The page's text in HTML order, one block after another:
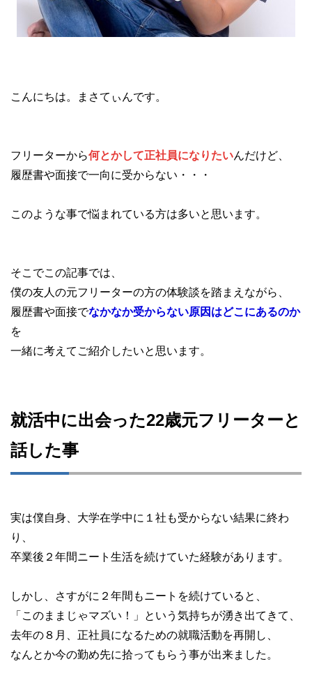
こんにちは。まさてぃんです。
フリーターから何とかして正社員になりたいんだけど、
履歴書や面接で一向に受からない・・・
このような事で悩まれている方は多いと思います。
そこでこの記事では、
僕の友人の元フリーターの方の体験談を踏まえながら、
履歴書や面接でなかなか受からない原因はどこにあるのか
を
一緒に考えてご紹介したいと思います。
就活中に出会った22歳元フリーターと
話した事
実は僕自身、大学在学中に１社も受からない結果に終わ
り、
卒業後２年間ニート生活を続けていた経験があります。
しかし、さすがに２年間もニートを続けていると、
「このままじゃマズい！」という気持ちが湧き出てきて、
去年の８月、正社員になるための就職活動を再開し、
なんとか今の勤め先に拾ってもらう事が出来ました。